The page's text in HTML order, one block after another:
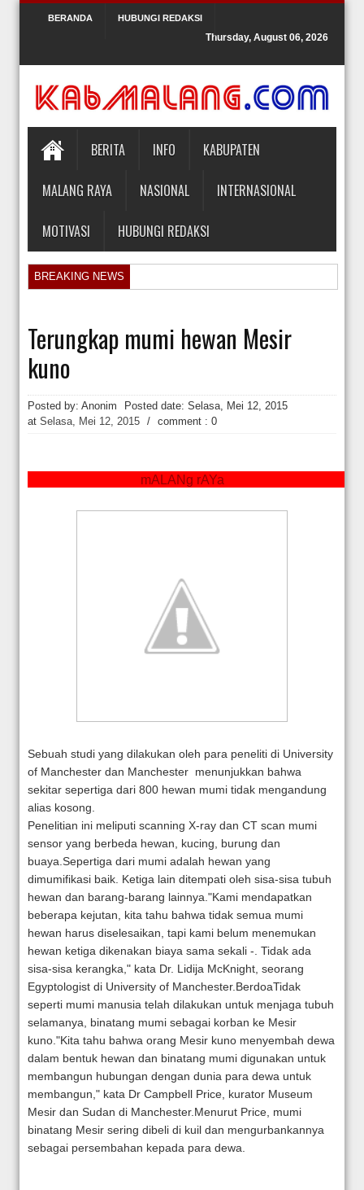
BERANDA HUBUNGI REDAKSI
Thursday, August 06, 2026
BERITA INFO KABUPATEN
MALANG RAYA NASIONAL INTERNASIONAL
MOTIVASI HUBUNGI REDAKSI
BREAKING NEWS
KPK Periksa Mantan Stafsus Menag Gus Yaqut terkait Kasus Kuota
Hakim Kabulkan Sebagian Gugatan Praperadilan Roy Suryo
Terungkap mumi hewan Mesir
kuno
Posted by: Anonim Posted date: Selasa, Mei 12, 2015
at Selasa, Mei 12, 2015 / comment : 0
mALANg rAYa
Sebuah studi yang dilakukan oleh para peneliti di University
of Manchester dan Manchester menunjukkan bahwa
sekitar sepertiga dari 800 hewan mumi tidak mengandung
alias kosong.
Penelitian ini meliputi scanning X-ray dan CT scan mumi
sensor yang berbeda hewan, kucing, burung dan
buaya. Sepertiga dari mumi adalah hewan yang
dimumifikasi baik. Ketiga lain ditempati oleh sisa-sisa tubuh
hewan dan barang-barang lainnya. "Kami mendapatkan
beberapa kejutan, kita tahu bahwa tidak semua mumi
hewan harus diselesaikan, tapi kami belum menemukan
hewan ketiga dikenakan biaya sama sekali -. Tidak ada
sisa-sisa kerangka," kata Dr. Lidija McKnight, seorang
Egyptologist di University of Manchester. BerdoaTidak
seperti mumi manusia telah dilakukan untuk menjaga tubuh
selamanya, binatang mumi sebagai korban ke Mesir
kuno. "Kita tahu bahwa orang Mesir kuno menyembah dewa
dalam bentuk hewan dan binatang mumi digunakan untuk
membangun hubungan dengan dunia para dewa untuk
membangun," kata Dr Campbell Price, kurator Museum
Mesir dan Sudan di Manchester. Menurut Price, mumi
binatang Mesir sering dibeli di kuil dan mengurbankannya
sebagai persembahan kepada para dewa.